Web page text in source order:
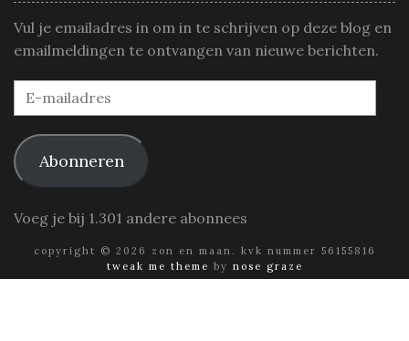
Vul je emailadres in om in te schrijven op deze blog en
emailmeldingen te ontvangen van nieuwe berichten.
E-
mailadres
Abonneren
Voeg je bij 1.301 andere abonnees
copyright © 2026 zon en maan. kvk nummer 56155816
tweak me theme by nose graze